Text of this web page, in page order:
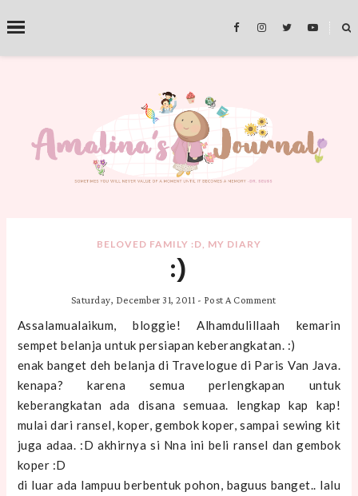
˟
SEARCH THIS BLOG
BELOVED FAMILY :D MY DIARY
:)
Saturday, December 31, 2011 - Post A Comment
Assalamualaikum, bloggie! Alhamdulillaah kemarin
sempet belanja untuk persiapan keberangkatan. :)
enak banget deh belanja di Travelogue di Paris Van Java.
kenapa? karena semua perlengkapan untuk
keberangkatan ada disana semuaa. lengkap kap kap!
mulai dari ransel, koper, gembok koper, sampai sewing kit
juga adaa. :D akhirnya si Nna ini beli ransel dan gembok
koper :D
di luar ada lampuu berbentuk pohon, baguus banget.. lalu